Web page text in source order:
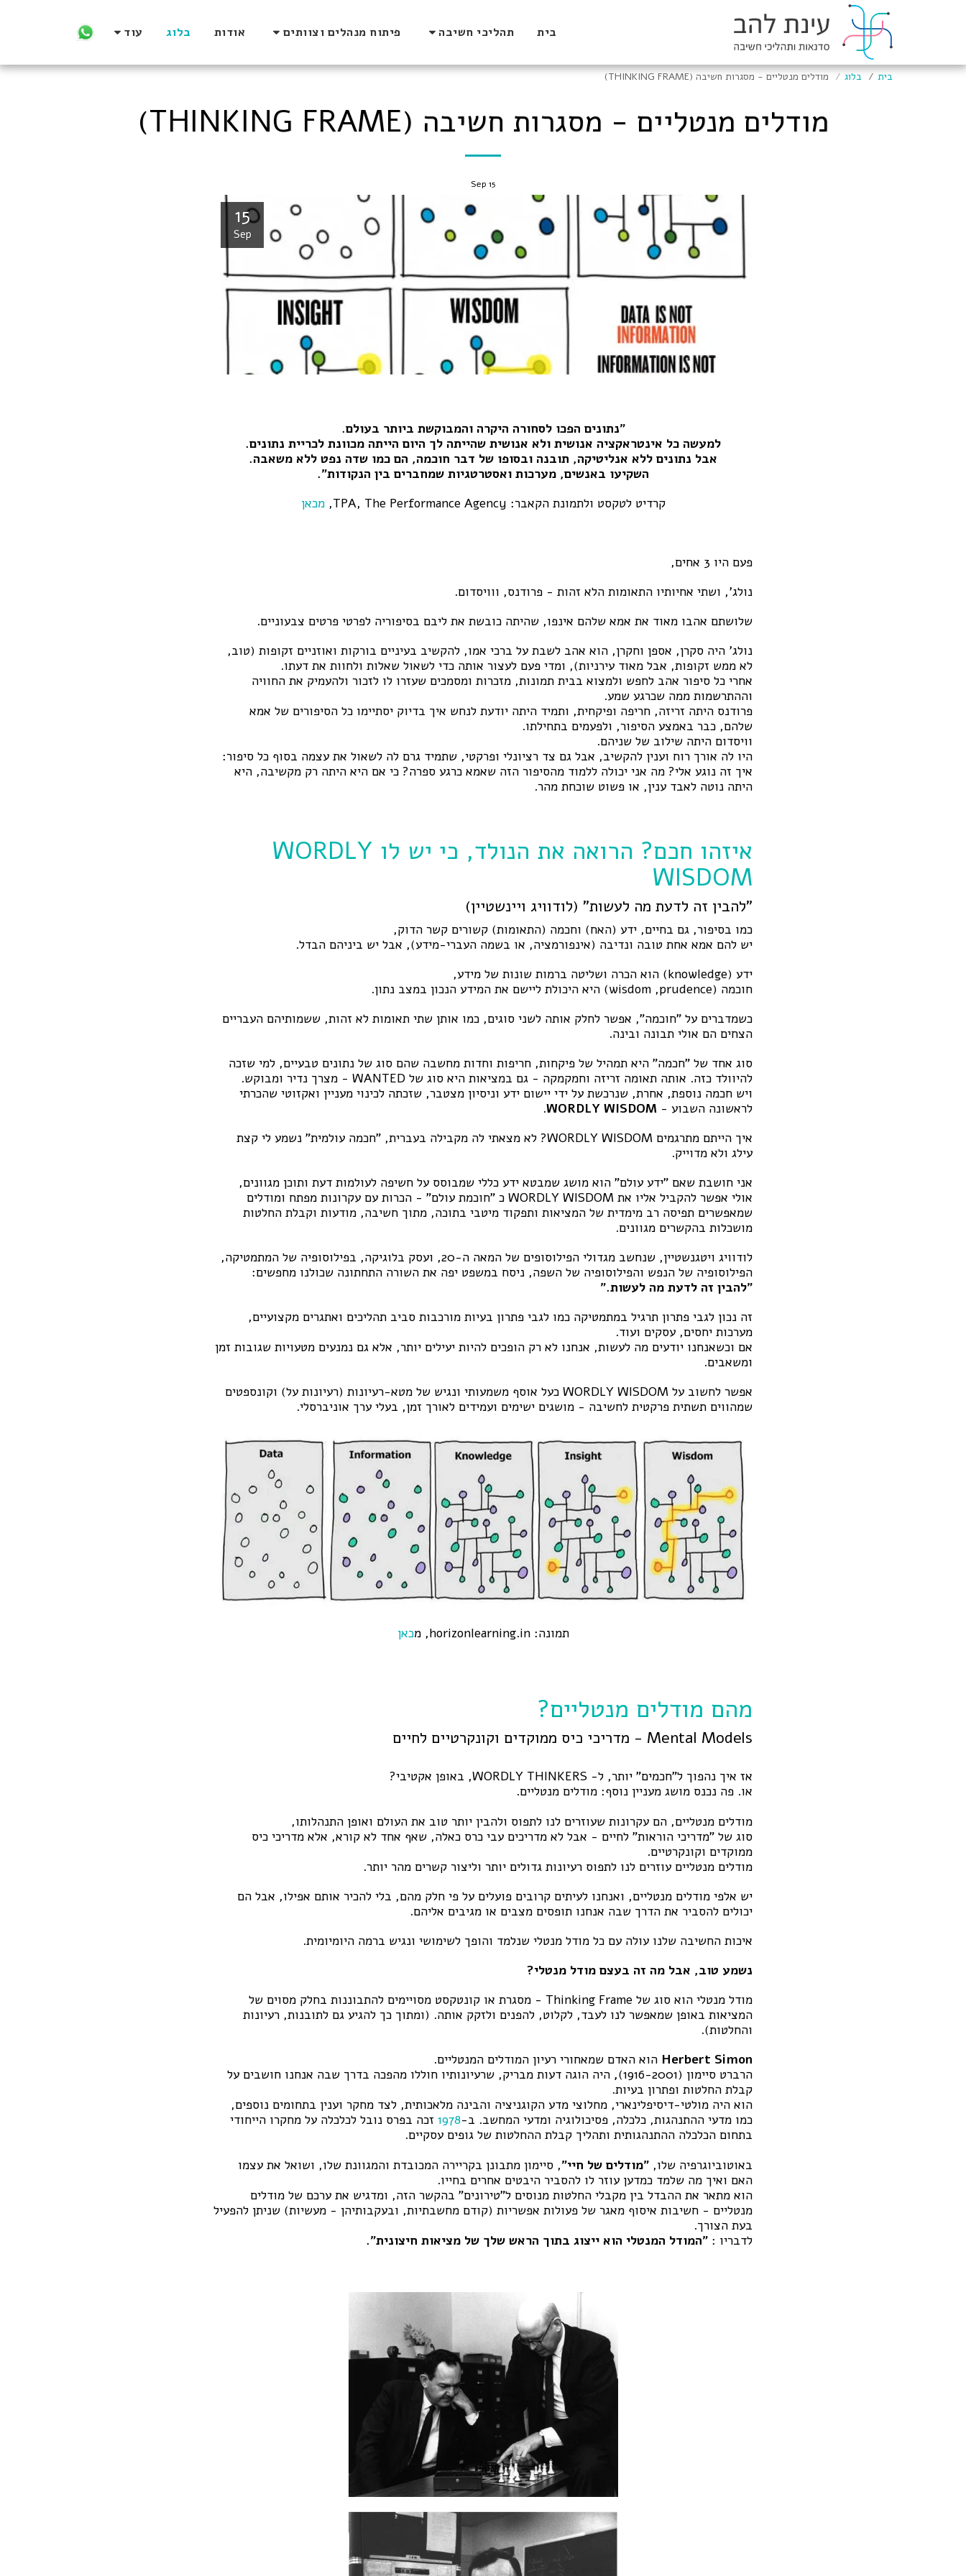
בית תהליכי חשיבה פיתוח מנהלים וצוותים אודות בלוג עוד
בית בלוג מודלים מנטליים - מסגרות חשיבה (THINKING FRAME)
מודלים מנטליים - מסגרות חשיבה (THINKING FRAME)
15
Sep
15
Sep
"נתונים הפכו לסחורה היקרה והמבוקשת ביותר בעולם.
למעשה כל אינטראקציה אנושית ולא אנושית שהייתה לך היום הייתה מכוונת לכריית נתונים.
אבל נתונים ללא אנליטיקה, תובנה ובסופו של דבר חוכמה, הם כמו שדה נפט ללא משאבה.
השקיעו באנשים, מערכות ואסטרטגיות שמחברים בין הנקודות".
קרדיט לטקסט ולתמונת הקאבר: TPA, The Performance Agency,
מכאן
פעם היו 3 אחים,
נולג', ושתי אחיותיו התאומות הלא זהות - פרודנס, ווויסדום.
שלושתם אהבו מאוד את אמא שלהם אינפו, שהיתה כובשת את ליבם בסיפוריה לפרטי פרטים צבעוניים.
נולג' היה סקרן, אספן וחקרן, הוא אהב לשבת על ברכי אמו, להקשיב בעיניים בורקות ואוזניים זקופות (טוב,
לא ממש זקופות, אבל מאוד עירניות), ומדי פעם לעצור אותה כדי לשאול שאלות ולחוות את דעתו.
אחרי כל סיפור אהב לחפש ולמצוא בבית תמונות, מזכרות ומסמכים שעזרו לו לזכור ולהעמיק את החוויה
וההתרשמות ממה שכרגע שמע.
פרודנס היתה זריזה, חריפה ופיקחית, ותמיד היתה יודעת לנחש איך בדיוק יסתיימו כל הסיפורים של אמא
שלהם, כבר באמצע הסיפור, ולפעמים בתחילתו.
וויסדום היתה שילוב של שניהם.
היו לה אורך רוח וענין להקשיב, אבל גם צד רציונלי ופרקטי, שתמיד גרם לה לשאול את עצמה בסוף כל סיפור:
איך זה נוגע אלי? מה אני יכולה ללמוד מהסיפור הזה שאמא כרגע ספרה? כי אם היא היתה רק מקשיבה, היא
היתה נוטה לאבד ענין, או פשוט שוכחת מהר.
איזהו חכם? הרואה את הנולד, כי יש לו WORDLY
WISDOM
"להבין זה לדעת מה לעשות" (לודוויג ויינשטיין)
כמו בסיפור, גם בחיים, ידע (האח) וחכמה (התאומות) קשורים קשר הדוק,
יש להם אמא אחת טובה ונדיבה (אינפורמציה, או בשמה העברי-מידע), אבל יש ביניהם הבדל.
ידע (knowledge) הוא הכרה ושליטה ברמות שונות של מידע,
חוכמה (wisdom ,prudence
) היא היכולת ליישם את המידע הנכון במצב נתון.
כשמדברים על "חוכמה", אפשר לחלק אותה לשני סוגים, כמו אותן שתי תאומות לא זהות, ששמותיהם העבריים
הצחים הם אולי תבונה ובינה.
סוג אחד של "חכמה" היא תמהיל של פיקחות, חריפות וחדות מחשבה שהם סוג של נתונים טבעיים, למי שזכה
להיוולד כזה. אותה תאומה זריזה וחמקמקה - גם במציאות היא סוג של WANTED - מצרך נדיר ומבוקש.
ויש חכמה נוספת, אחרת, שנרכשת על ידי יישום ידע וניסיון מצטבר, שזכתה לכינוי מעניין ואקזוטי שהכרתי
לראשונה השבוע - WORDLY WISDOM
.
איך הייתם מתרגמים WORDLY WISDOM? לא מצאתי לה מקבילה בעברית, "חכמה עולמית" נשמע לי קצת
עילג ולא מדוייק.
אני חושבת שאם "ידע עולם" הוא מושג שמבטא ידע כללי שמבוסס על חשיפה לעולמות דעת ותוכן מגוונים,
אולי אפשר להקביל אליו את WORDLY WISDOM כ "חוכמת עולם" - הכרות עם עקרונות מפתח ומודלים
שמאפשרים תפיסה רב מימדית של המציאות ותפקוד מיטבי בתוכה, מתוך חשיבה, מודעות וקבלת החלטות
מושכלות בהקשרים מגוונים.
לודוויג ויטגנשטיין, שנחשב מגדולי הפילוסופים של המאה ה-20, ועסק בלוגיקה, בפילוסופיה של המתמטיקה,
הפילוסופיה של הנפש והפילוסופיה של השפה, ניסח במשפט יפה את השורה התחתונה שכולנו מחפשים:
"להבין זה לדעת מה לעשות."
זה נכון לגבי פתרון תרגיל במתמטיקה כמו לגבי פתרון בעיות מורכבות סביב תהליכים ואתגרים מקצועיים,
מערכות יחסים, עסקים ועוד.
אם וכשאנחנו יודעים מה לעשות, אנחנו לא רק הופכים להיות יעילים יותר, אלא גם נמנעים מטעויות שגובות זמן
ומשאבים.
אפשר לחשוב על WORDLY WISDOM כעל אוסף משמעותי ונגיש של מטא-רעיונות (רעיונות על) וקונספטים
שמהווים תשתית פרקטית לחשיבה - מושגים ישימים ועמידים לאורך זמן, בעלי ערך אוניברסלי.
תמונה: horizonlearning.in, מ כאן
מהם מודלים מנטליים?
Mental Models - מדריכי כיס ממוקדים וקונקרטיים לחיים
אז איך נהפוך ל"חכמים" יותר, ל- WORDLY THINKERS, באופן אקטיבי?
או. פה נכנס מושג מעניין נוסף: מודלים מנטליים.
מודלים מנטליים, הם עקרונות שעוזרים לנו לתפוס ולהבין יותר טוב את העולם ואופן התנהלותו,
סוג של "מדריכי הוראות" לחיים - אבל לא מדריכים עבי כרס כאלה, שאף אחד לא קורא, אלא מדריכי כיס
ממוקדים וקונקרטיים.
מודלים מנטליים עוזרים לנו לתפוס רעיונות גדולים יותר וליצור קשרים מהר יותר.
יש אלפי מודלים מנטליים, ואנחנו לעיתים קרובים פועלים על פי חלק מהם, בלי להכיר אותם אפילו, אבל הם
יכולים להסביר את הדרך שבה אנחנו תופסים מצבים או מגיבים אליהם.
איכות החשיבה שלנו עולה עם כל מודל מנטלי שנלמד והופך לשימושי ונגיש ברמה היומיומית.
נשמע טוב, אבל מה זה בעצם מודל מנטלי?
מודל מנטלי הוא סוג של Thinking Frame - מסגרת או קונטקסט מסויימים להתבוננות בחלק מסוים של
המציאות באופן שמאפשר לנו לעבד, לקלוט, להפנים ולזקק אותה. (ומתוך כך להגיע גם לתובנות, רעיונות
והחלטות).
Herbert Simon הוא האדם שמאחורי רעיון המודלים המנטליים.
הרברט סיימון (1916-2001)
, היה הוגה דעות מבריק, שרעיונותיו חוללו מהפכה בדרך שבה אנחנו חושבים על
קבלת החלטות ופתרון בעיות.
הוא היה מולטי-דיסיפלינארי, מחלוצי מדע הקוגניציה והבינה מלאכותית, לצד מחקר וענין בתחומים נוספים,
כמו מדעי ההתנהגות, כלכלה, פסיכולוגיה ומדעי המחשב. ב-1978 זכה בפרס נובל לכלכלה על מחקרו הייחודי
בתחום הכלכלה ההתנהגותית ותהליך קבלת ההחלטות של גופים עסקיים.
באוטוביוגרפיה שלו, "מודלים של חיי", סיימון מתבונן בקריירה המכובדת והמגוונת שלו, ושואל את עצמו
האם ואיך מה שלמד כמדען עוזר לו להסביר היבטים אחרים בחייו.
הוא מתאר את ההבדל בין מקבלי החלטות מנוסים ל"טירונים" בהקשר הזה, ומדגיש את ערכם של מודלים
מנטליים - חשיבות איסוף מאגר של פעולות אפשריות (קודם מחשבתיות, ובעקבותיהן - מעשיות) שניתן להפעיל
בעת הצורך.
לדבריו : "המודל המנטלי הוא ייצוג בתוך הראש שלך של מציאות חיצונית".